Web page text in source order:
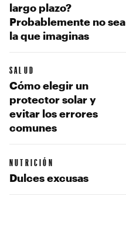
largo plazo?
Probablemente no sea
la que imaginas
SALUD
Cómo elegir un
protector solar y
evitar los errores
comunes
NUTRICIÓN
Dulces excusas